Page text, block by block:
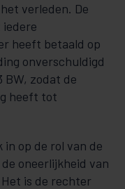
verleden. De
iedere
heeft betaald op
onverschuldigd
BW, zodat de
heeft tot
in op de rol van de
oneerlijkheid van
is de rechter